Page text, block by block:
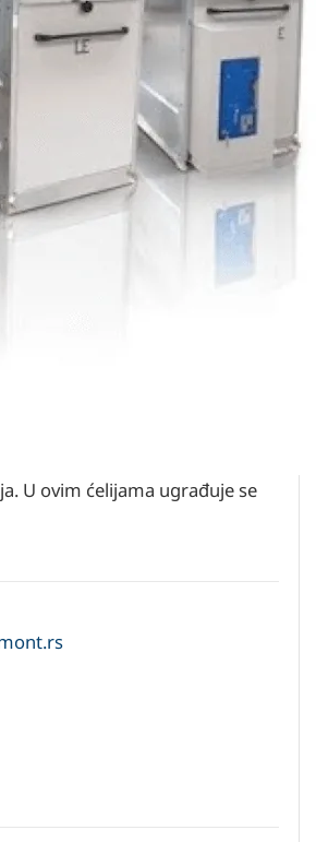
U ovim ćelijama ugrađuje se